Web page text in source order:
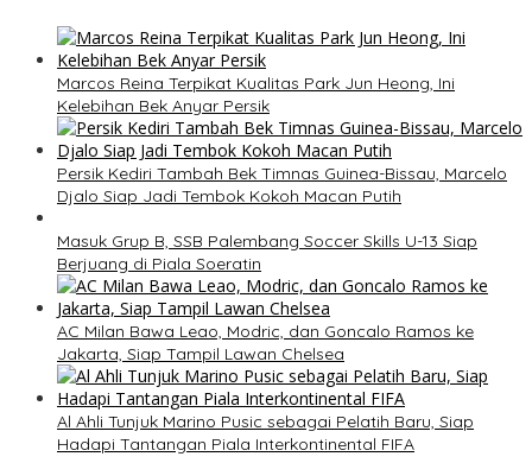
Marcos Reina Terpikat Kualitas Park Jun Heong, Ini
Kelebihan Bek Anyar Persik
Persik Kediri Tambah Bek Timnas Guinea-Bissau, Marcelo
Djalo Siap Jadi Tembok Kokoh Macan Putih
Masuk Grup B, SSB Palembang Soccer Skills U-13 Siap
Berjuang di Piala Soeratin
AC Milan Bawa Leao, Modric, dan Goncalo Ramos ke
Jakarta, Siap Tampil Lawan Chelsea
Al Ahli Tunjuk Marino Pusic sebagai Pelatih Baru, Siap
Hadapi Tantangan Piala Interkontinental FIFA